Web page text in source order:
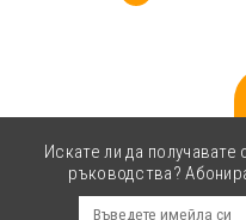
Искате ли да получавате
ръководства?